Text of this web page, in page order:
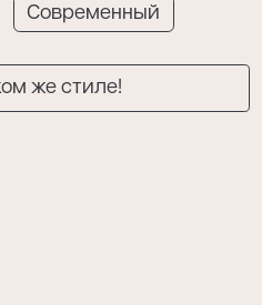
Современный
же стиле!